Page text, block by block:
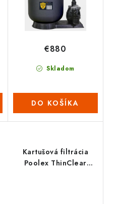
Skladom
€880
DO KOŠÍKA
Kartušová filtrácia
Poolex ThinClear